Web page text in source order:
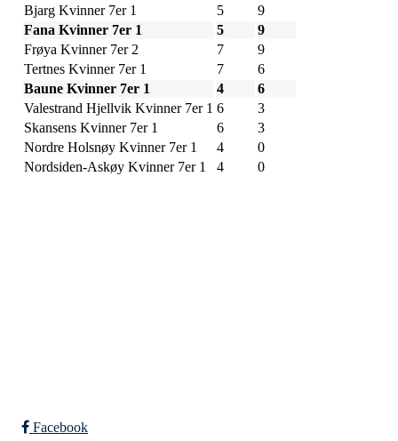
Bjarg Kvinner 7er 1
5
9
Fana Kvinner 7er 1
5
9
Frøya Kvinner 7er 2
7
9
Tertnes Kvinner 7er 1
7
6
Baune Kvinner 7er 1
4
6
Valestrand Hjellvik Kvinner 7er 1 6
3
Skansens Kvinner 7er 1
6
3
Nordre Holsnøy Kvinner 7er 1
4
0
Nordsiden-Askøy Kvinner 7er 1
4 0
Facebook